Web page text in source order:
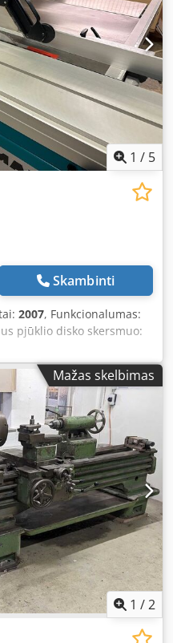
1 / 5
Skambinti
2007, Funkcionalumas:
pjūklio disko skersmuo:
skersmuo: 400 mm.
aps./min. Pagrindinis
Pjūvio plotis: 850 mm.
Dsdsztadmspfx Ak Eock
Mažas skelbimas
1 /2